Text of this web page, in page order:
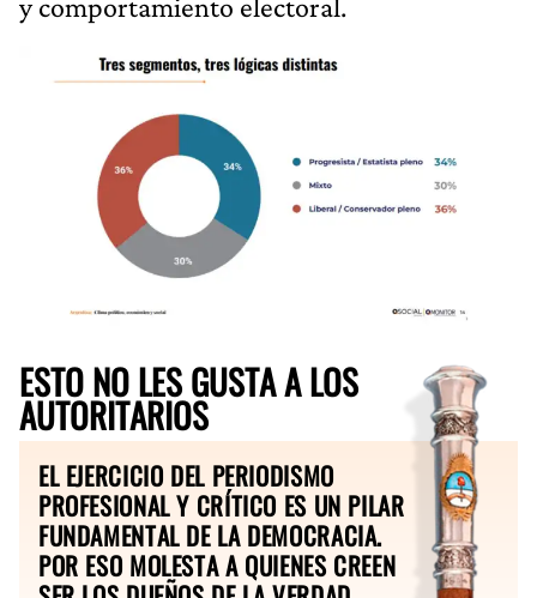
y comportamiento electoral.
ESTO NO LES GUSTA A LOS
AUTORITARIOS
EL EJERCICIO DEL PERIODISMO
PROFESIONAL Y CRÍTICO ES UN PILAR
FUNDAMENTAL DE LA DEMOCRACIA.
POR ESO MOLESTA A QUIENES CREEN